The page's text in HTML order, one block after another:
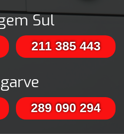
Sul
211 385 443
289 090 294